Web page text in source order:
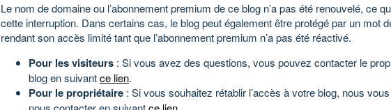
Le nom de domaine ou l’abonnement premium de ce blog n’a pas été renouvelé, ce
cette interruption. Dans certains cas, le blog peut également être protégé par un mot
rendant son accès limité tant que l’abonnement premium n’a pas été réactivé.
Pour les visiteurs : Si vous avez des questions, vous pouvez contacter le
blog en suivantce lien.
Pour le propriétaire : Si vous souhaitez rétablir l’accès à votre blog, nous